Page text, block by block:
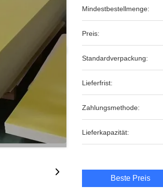
Mindestbestellmenge:
Preis:
Standardverpackung:
Lieferfrist:
Zahlungsmethode:
Lieferkapazität:
Beste Preis